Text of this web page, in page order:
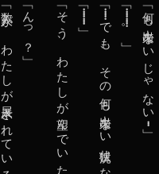
「何も出来ないじゃない・・・」
「・・・・・・・・・・。」
「・・・・・・・・・」
「んっ？」